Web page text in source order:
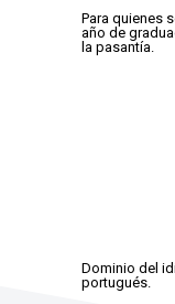
Para quienes
año de
la pasantía.
Dominio del
portugués.